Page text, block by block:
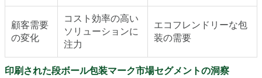
顧客需要
の変化
コスト効率の高い
ソリューションに
注力
エコフレンドリーな包
装の需要
印刷された段ボール包装マーク市場セグメントの洞察